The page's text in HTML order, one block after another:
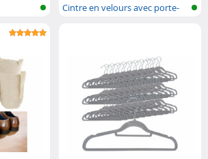
Cintre en velours avec porte-